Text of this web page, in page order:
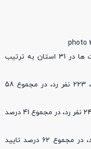
نتایج بررسی صلاحیت ها در 31 استان به ترتیب
1- استان آذربایجان شرقی؛ 364 نفر تایید، 223 نفر رد، در مجموع 58
2- استان آذربایجان غربی؛ 180 نفر تایید ،‌ 241 نفر رد، در مجموع 41 درصد
3- استان اردبیل؛ 125 نفر تایید، 60 نفر رد، در مجموع 62 درصد تایید